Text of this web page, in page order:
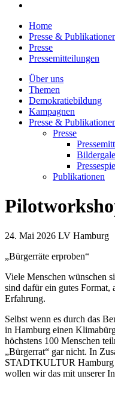
Home
Presse &
Presse
Pressemitteilungen
Über uns
Themen
Demokratiebildung
Kampagnen
Presse &
Presse
Publikationen
24. Mai 2026 LV Hamburg
„Bürgerräte erproben“
Viele Menschen wünschen
sind dafür ein gutes Format,
Erfahrung.
Selbst wenn es durch das
in Hamburg einen
höchstens 100 Menschen
„Bürgerrat“ gar nicht. In
STADTKULTUR Hamburg
wollen wir das mit unserer